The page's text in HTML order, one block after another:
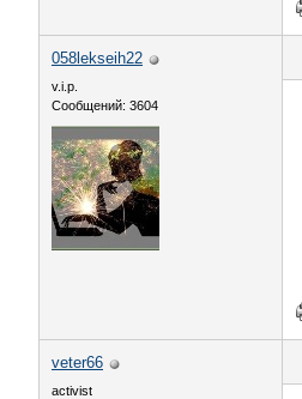
058lekseih22
v.i.p.
Сообщений: 3604
veter66
activist